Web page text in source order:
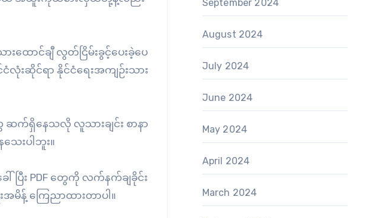
ထောင်ချီ လွတ်ငြိမ်းခွင့်ပေးခဲ့ပေ
းဆိုင်ရာ နိုင်ငံရေးအကျဉ်းသား
က်ရှိနေသလို လူသားချင်း စာနာ
းပါဘူး။
ပြီး PDF တွေကို လက်နက်ချခိုင်း
န့် ကြေညာထားတာပါ။
September 2024
August 2024
July 2024
June 2024
May 2024
April 2024
March 2024